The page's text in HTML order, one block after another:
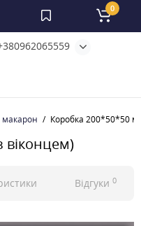
0
макарон Коробка 200*50*50
віконцем)
Відгуки 0